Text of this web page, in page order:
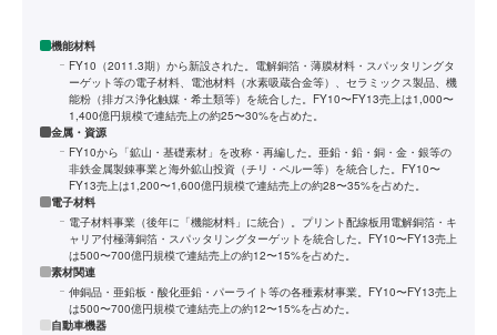
機能材料
FY10（2011.3期）から新設された。電解銅箔・薄膜材料・スパッタリングタ
ーゲット等の電子材料、電池材料（水素吸蔵合金等）、セラミックス製品、機
能粉（排ガス浄化触媒・希土類等）を統合した。FY10〜FY13売上は1,000〜
1,400億円規模で連結売上の約25〜30%を占めた。
金属・資源
FY10から「鉱山・基礎素材」を改称・再編した。亜鉛・鉛・銅・金・銀等の
非鉄金属製錬事業と海外鉱山投資（チリ・ペルー等）を統合した。FY10〜
FY13売上は1,200〜1,600億円規模で連結売上の約28〜35%を占めた。
電子材料
電子材料事業（後年に「機能材料」に統合）。プリント配線板用電解銅箔・キ
ャリア付極薄銅箔・スパッタリングターゲットを統合した。FY10〜FY13売上
は500〜700億円規模で連結売上の約12〜15%を占めた。
素材関連
伸銅品・亜鉛板・酸化亜鉛・パーライト等の各種素材事業。FY10〜FY13売上
は500〜700億円規模で連結売上の約12〜15%を占めた。
自動車機器